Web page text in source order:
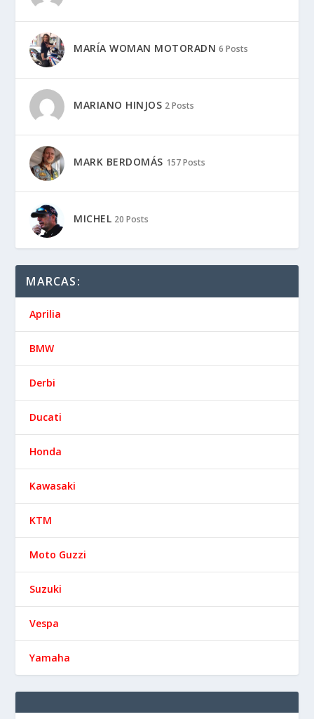
MARÍA WOMAN MOTORADN 6 Posts
MARIANO HINJOS 2 Posts
MARK BERDOMÁS 157 Posts
MICHEL 20 Posts
MARCAS:
Aprilia
BMW
Derbi
Ducati
Honda
Kawasaki
KTM
Moto Guzzi
Suzuki
Vespa
Yamaha